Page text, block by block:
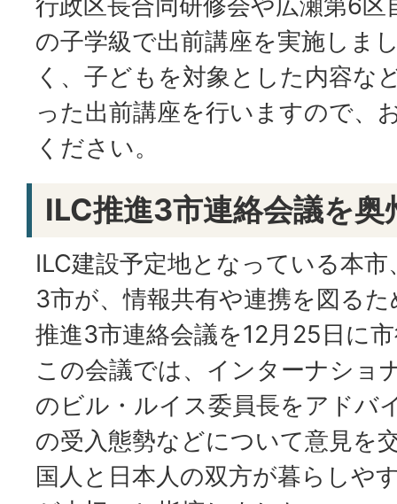
の子学級で出前講座を実施しま
く、子どもを対象とした内容な
った出前講座を行いますので、
ください。
ILC推進3市連絡会議を奥
ILC建設予定地となっている本
3市が、情報共有や連携を図る
推進3市連絡会議を12月25日に
この会議では、インターナショ
のビル・ルイス委員長をアドバ
の受入態勢などについて意見を
国人と日本人の双方が暮らしや